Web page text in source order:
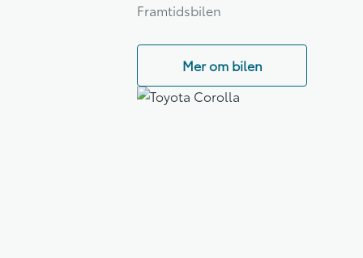
Framtidsbilen
Mer om bilen